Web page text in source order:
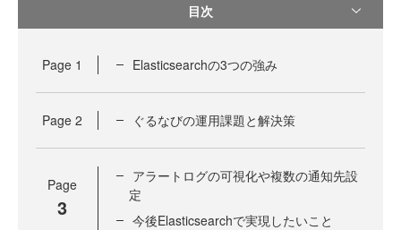
目次
Page 1 Elasticsearchの3つの強み
Page 2 ぐるなびの運用課題と解決策
Page
3
アラートログの可視化や複数の通知先設
定
今後Elasticsearchで実現したいこと